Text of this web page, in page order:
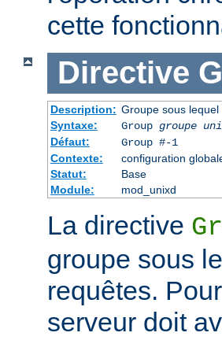
cette
Directive
Description: Groupe sous
Syntaxe:
Group groupe
Défaut:
Group #-1
Contexte:
configuration
Statut:
Base
Module:
mod_unixd
La directive
groupe sous
requêtes.
serveur doit